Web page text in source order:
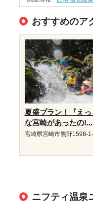
おすすめのア
夏盛プラン！『え
な宮崎があったの!...
宮崎県宮崎市熊野1598-
ニフティ温泉